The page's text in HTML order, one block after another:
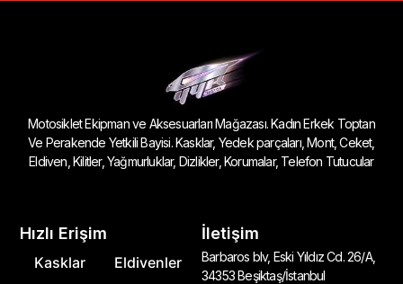
Motosiklet Ekipman ve Aksesuarları Mağazası. Kadın Erkek Toptan
Ve Perakende Yetkili Bayisi. Kasklar, Yedek parçaları, Mont, Ceket,
Eldiven, Kilitler, Yağmurluklar, Dizlikler, Korumalar, Telefon Tutucular
Hızlı Erişim
Kasklar Eldivenler
İletişim
Barbaros blv, Eski Yıldız Cd. 26/A,
34353 Beşiktaş/İstanbul